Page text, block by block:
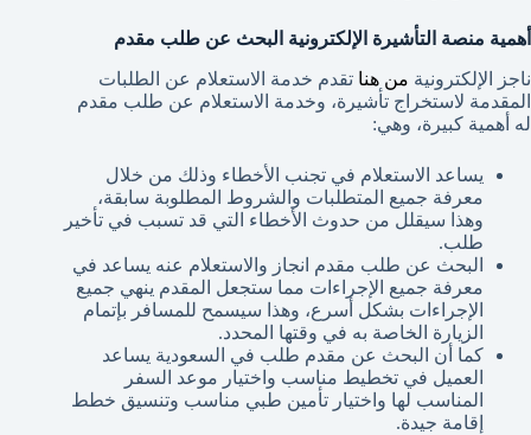
أهمية منصة التأشيرة الإلكترونية البحث عن طلب مقدم
ناجز الإلكترونية من هنا تقدم خدمة الاستعلام عن الطلبات
المقدمة لاستخراج تأشيرة، وخدمة الاستعلام عن طلب مقدم
له أهمية كبيرة، وهي:
يساعد الاستعلام في تجنب الأخطاء وذلك من خلال
معرفة جميع المتطلبات والشروط المطلوبة سابقة،
وهذا سيقلل من حدوث الأخطاء التي قد تسبب في تأخير
طلب.
البحث عن طلب مقدم انجاز والاستعلام عنه يساعد في
معرفة جميع الإجراءات مما ستجعل المقدم ينهي جميع
الإجراءات بشكل أسرع، وهذا سيسمح للمسافر بإتمام
الزيارة الخاصة به في وقتها المحدد.
كما أن البحث عن مقدم طلب في السعودية يساعد
العميل في تخطيط مناسب واختيار موعد السفر
المناسب لها واختيار تأمين طبي مناسب وتنسيق خطط
إقامة جيدة.